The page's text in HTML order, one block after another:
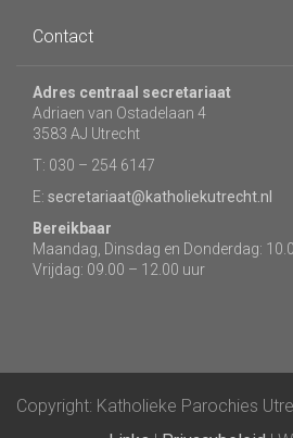
Contact
Adres centraal secretariaat
Adriaen van Ostadelaan 4
3583 AJ Utrecht
T: 030 – 254 6147
E: secretariaat@katholiekutrecht.nl
Bereikbaar
Maandag, Dinsdag en Donderdag:
Vrijdag: 09.00 – 12.00 uur
Copyright: Katholieke Parochies